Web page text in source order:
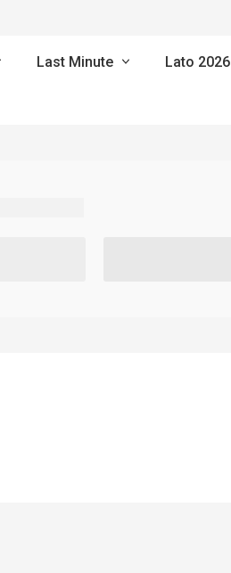
Last Minute Lato 2026